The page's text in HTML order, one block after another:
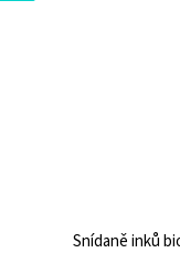
Snídaně inků